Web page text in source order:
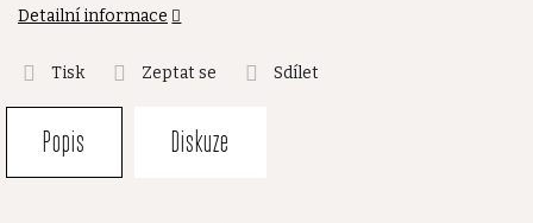
Detailní informace
Tisk Zeptat se Sdílet
Popis Diskuze